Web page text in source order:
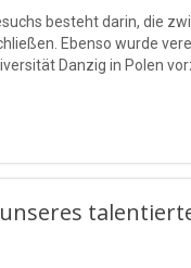
besteht darin, die
Ebenso wurde
Danzig in Polen